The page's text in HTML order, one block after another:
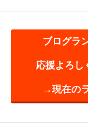
ブログラ
応援よろし
→現在の